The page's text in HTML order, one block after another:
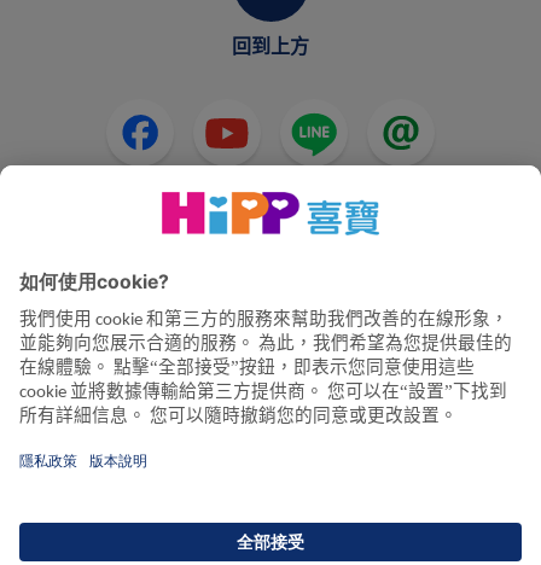
回到上方
HiPP奶粉 HiPP嬰兒食品 HiPP懷孕
隱私政策和使用條款
聯絡我們